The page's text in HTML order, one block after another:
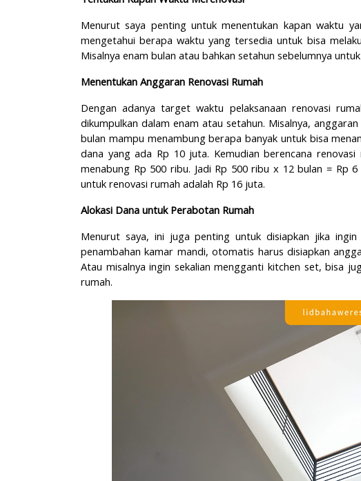
Menurut saya penting untuk menentukan kapan waktu
mengetahui berapa waktu yang tersedia untuk bisa
Misalnya enam bulan atau bahkan setahun sebelumnya
Menentukan Anggaran Renovasi Rumah
Dengan adanya target waktu pelaksanaan renovasi
dikumpulkan dalam enam atau setahun. Misalnya,
bulan mampu menambung berapa banyak untuk bisa
dana yang ada Rp 10 juta. Kemudian berencana
menabung Rp 500 ribu. Jadi Rp 500 ribu x 12 bulan = Rp
untuk renovasi rumah adalah Rp 16 juta.
Alokasi Dana untuk Perabotan Rumah
Menurut saya, ini juga penting untuk disiapkan jika
penambahan kamar mandi, otomatis harus disiapkan
Atau misalnya ingin sekalian mengganti kitchen set, bisa
rumah.